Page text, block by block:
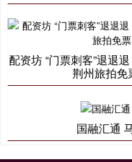
配资坊 “门票刺客”退退
荆州旅拍免
国融汇通